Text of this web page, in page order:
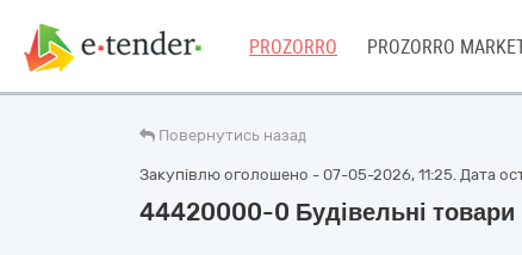
PROZORRO PROZORRO
Повернутись назад
Закупівлю оголошено - 07-05-2026, 11:25. Дата
44420000-0 Будівельні